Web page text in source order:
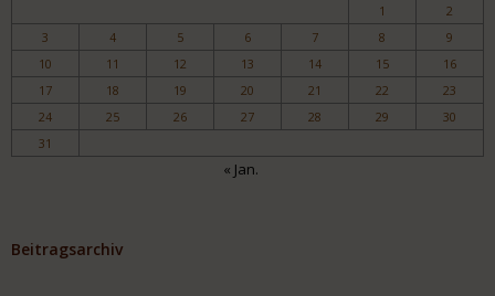
1
2
3
4 5 6 7 8
9
10
11 12 13 14 15
16
17
18 19 20 21 22
23
24
25 26 27 28 29
30
31
« Jan.
Beitragsarchiv